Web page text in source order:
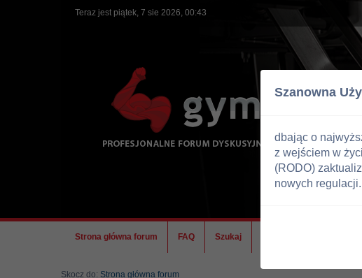
Teraz jest piątek, 7 sie 2026, 00:43
Strona główna forum FAQ Szukaj
Skocz do: Strona główna forum
Szanowna
dbając o
z wejściem w
(RODO)
nowych